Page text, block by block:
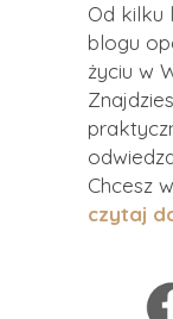
Od kilku
blogu
życiu w
Chcesz
czytaj